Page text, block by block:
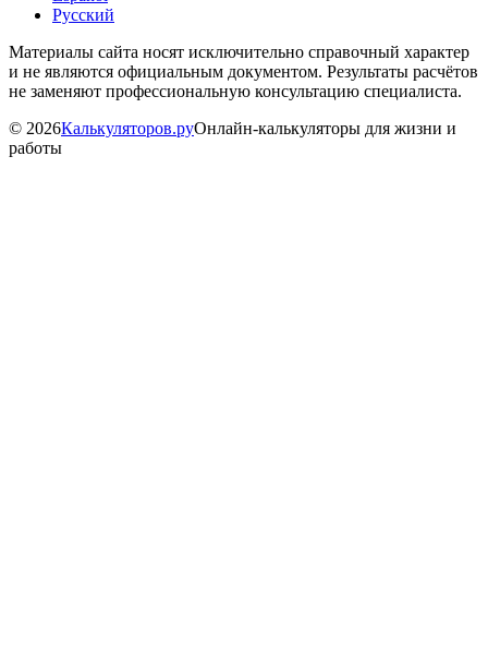
Русский
Материалы сайта носят исключительно справочный характер
и не являются официальным документом. Результаты расчётов
не заменяют профессиональную консультацию специалиста.
© 2026Калькуляторов.руОнлайн-калькуляторы для жизни и
работы